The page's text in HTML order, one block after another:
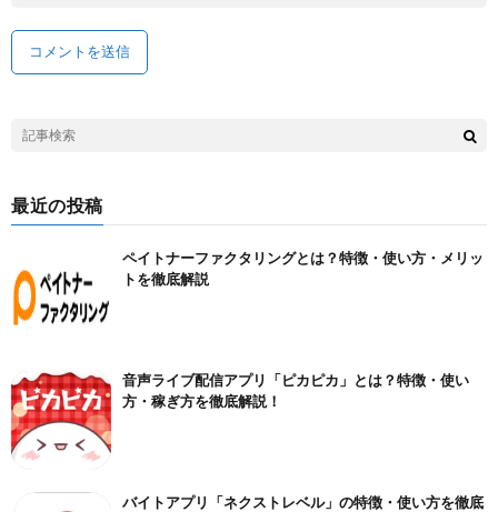
最近の投稿
ペイトナーファクタリングとは？特徴・使い方・メリッ
トを徹底解説
音声ライブ配信アプリ「ピカピカ」とは？特徴・使い
方・稼ぎ方を徹底解説！
バイトアプリ「ネクストレベル」の特徴・使い方を徹底